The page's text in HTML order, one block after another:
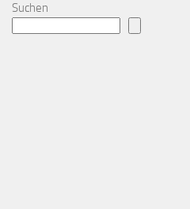
Suchen